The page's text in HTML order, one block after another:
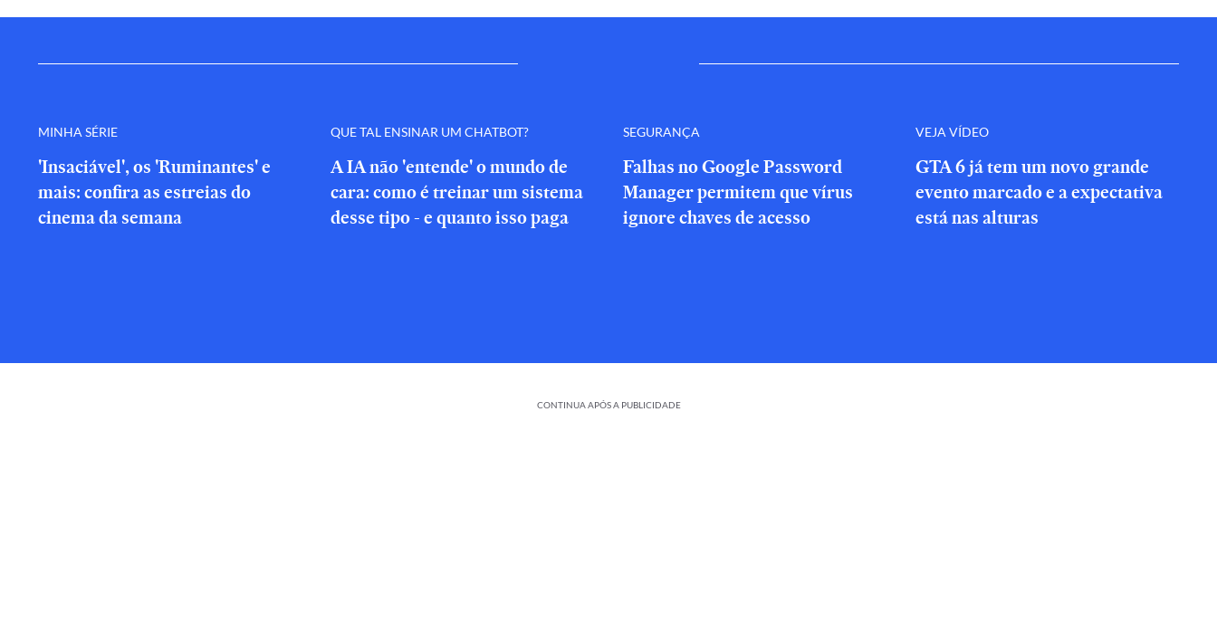
MINHA SÉRIE
'Insaciável', os 'Ruminantes' e
mais: confira as estreias do
cinema da semana
QUE TAL ENSINAR UM CHATBOT?
A IA não 'entende' o mundo de
cara: como é treinar um sistema
desse tipo - e quanto isso paga
SEGURANÇA
Falhas no Google Password
Manager permitem que vírus
ignore chaves de acesso
VEJA VÍDEO
GTA 6 já tem um novo grande
evento marcado e a expectativa
está nas alturas
CONTINUA APÓS A PUBLICIDADE